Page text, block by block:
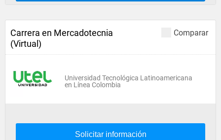
Comparar
Carrera en Mercadotecnia
(Virtual)
Universidad Tecnológica Latinoamericana
en Línea Colombia
Solicitar información